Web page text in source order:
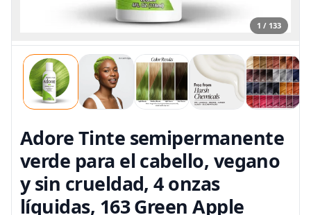
1 / 133
Adore Tinte semipermanente
verde para el cabello, vegano
y sin crueldad, 4 onzas
líquidas, 163 Green Apple